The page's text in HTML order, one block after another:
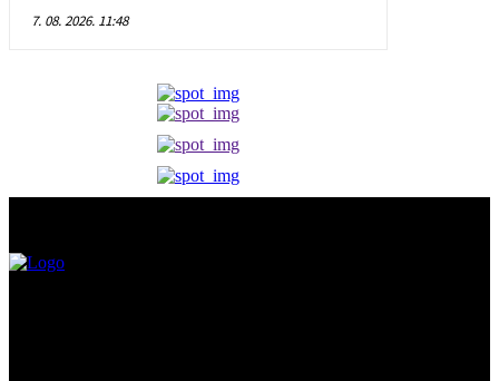
7. 08. 2026. 11:48